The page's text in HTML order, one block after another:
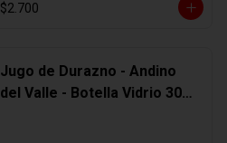
$2.700
Jugo de Durazno - Andino
del Valle - Botella Vidrio 300